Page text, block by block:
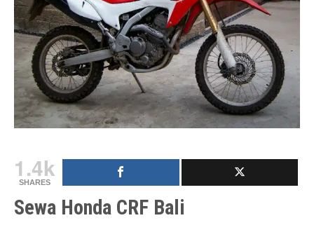
1.4k
SHARES
Sewa Honda CRF Bali